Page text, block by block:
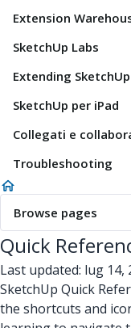
Extension
SketchUp Labs
Extending SketchUp
SketchUp per iPad
Collegati e
Troubleshooting
Browse pages
Quick
Last updated: lug 14,
SketchUp Quick
the shortcuts and